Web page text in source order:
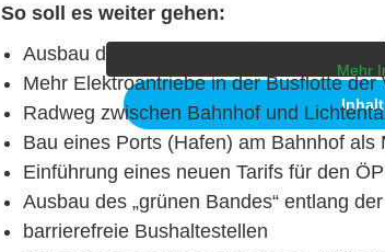
Inhalt zuzugreifen, klicken Sie auf
dass dabei Daten an
Mehr
So soll es weiter gehen:
Ausbau der Elektromobilität mit
Mehr Elektroantriebe in der Busflotte der
Radweg zwischen Bahnhof und
Bau eines Ports (Hafen) am Bahnhof
Einführung eines neuen Tarifs für den
Ausbau des „grünen Bandes“ entlang
barrierefreie Bushaltestellen